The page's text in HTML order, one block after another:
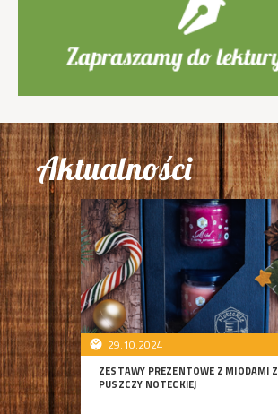
Aktualności
29.10.2024
ZESTAWY PREZENTOWE Z MIODAMI Z
PUSZCZY NOTECKIEJ